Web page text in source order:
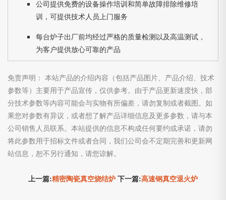
公司提供免费的设备操作培训和简单故障排除维修培
训，可提供技术人员上门服务
每台炉子出厂前均经过严格的质量检测以及高温测试，
为客户提供放心可靠的产品
免责声明： 本站产品的介绍内容（包括产品图片、产品介绍、技术
参数等）主要用于产品宣传，仅供参考。由于产品更新速度快，部
分技术参数等内容可能会与实物有所偏差，请勿复制或者截图。如
果您对参数有异议，或者想了解产品详细信息及更多参数，请与本
公司销售人员联系。本站提供的信息不构成任何要约或承诺，请勿
将此参数用于招标文件或者合同，我们公司会不定期完善和更新网
站信息，恕不另行通知，请您谅解。
上一篇:精密陶瓷真空烧结炉 下一篇:高速钢真空退火炉